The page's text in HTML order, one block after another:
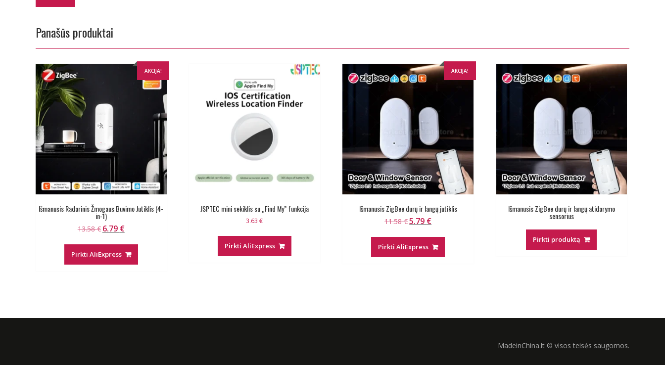
Panašūs produktai
AKCIJA!
Išmanusis Radarinis Žmogaus Buvimo Jutiklis (4-
in-1)
13.58€ Original
13.58 €.
6.79 €Current
6.79 €.
Pirkti AliExpress
JSPTEC mini sekiklis su „Find My” funkcija
3.63€
Pirkti AliExpress
AKCIJA!
Išmanusis ZigBee durų ir langų jutiklis
11.58€Original
11.58 €.
5.79 €Current
5.79 €.
Pirkti AliExpress
Išmanusis ZigBee durų ir langų atidarymo
sensorius
Pirkti produktą
MadeinChina.lt © visos teisės saugomos.